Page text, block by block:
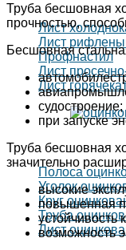
Лист
Лист
Профнастил
Лист
Лист
Полоса
Уголок
Круг
Труба
Лист
Труба бесшовная
прочностью,
Бесшовная
судостроение;
при запуске
Труба бесшовная
значительно
высокие
повышенная
устойчивость
возможность